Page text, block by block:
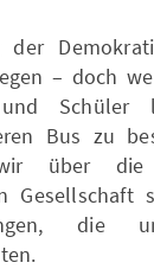
der
– doch
und Schüler
Bus zu
über die
die